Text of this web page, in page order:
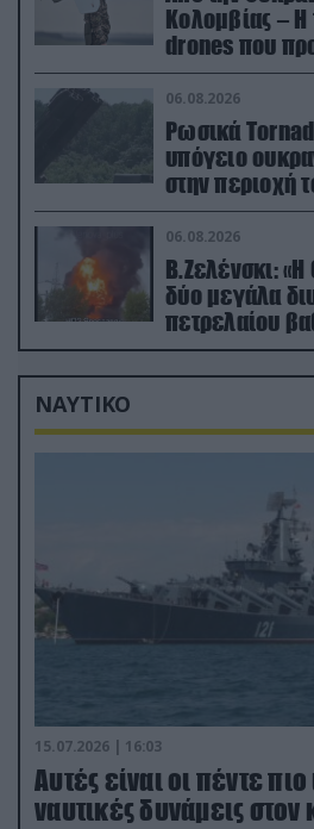
Κολομβίας –
drones που
06.08.2026
Ρωσικά
υπόγειο
στην περιοχή
(βίντεο)
06.08.2026
Β.Ζελένσκι:
δύο μεγάλα
πετρελαίου
(βίντεο)
ΝΑΥΤΙΚΟ
15.07.2026 | 16:03
Aυτές είναι οι πέντε
ναυτικές δυνάμεις στον